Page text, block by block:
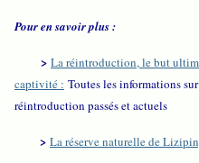
Pour en savoir plus :
> La réintroduction, le but
captivité : Toutes les informations
réintroduction passés et actuels
> La réserve naturelle de